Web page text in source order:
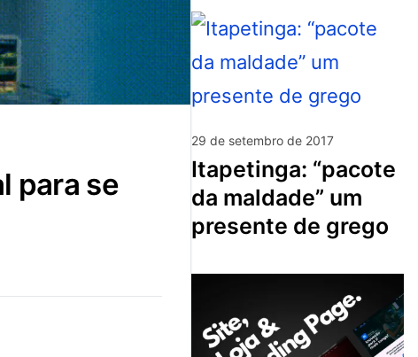
29 de setembro de 2017
itapetinga: “pacote
da maldade” um
presente de grego